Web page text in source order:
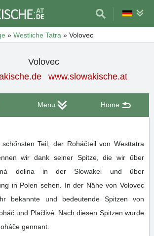
» Westliche Tatra » Volovec
Volovec
www.slowakische.at
Menu Home
Teil, der Roháčteil von Westtatra
wir dank seiner Spitze, die wir űber
dolina in der Slowakei und űber
in Polen sehen. In der Nähe von Volovec
bekannte und bedeutende Spitzen von
und Plačlivé. Nach diesen Spitzen wurde
gennant.